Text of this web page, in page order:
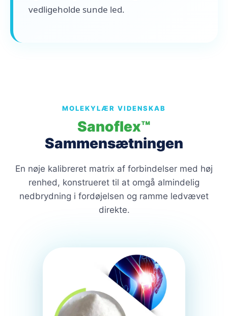
vedligeholde sunde led.
MOLEKYLÆR VIDENSKAB
Sanoflex™
Sammensætningen
En nøje kalibreret matrix af forbindelser med høj
renhed, konstrueret til at omgå almindelig
nedbrydning i fordøjelsen og ramme ledvævet
direkte.